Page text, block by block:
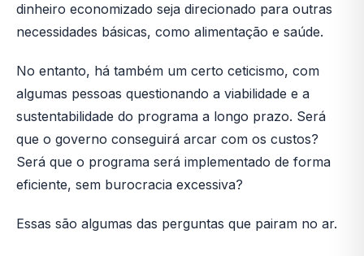
dinheiro economizado seja direcionado para outras
necessidades básicas, como alimentação e saúde.
No entanto, há também um certo ceticismo, com
algumas pessoas questionando a viabilidade e a
sustentabilidade do programa a longo prazo. Será
que o governo conseguirá arcar com os custos?
Será que o programa será implementado de forma
eficiente, sem burocracia excessiva?
Essas são algumas das perguntas que pairam no ar.